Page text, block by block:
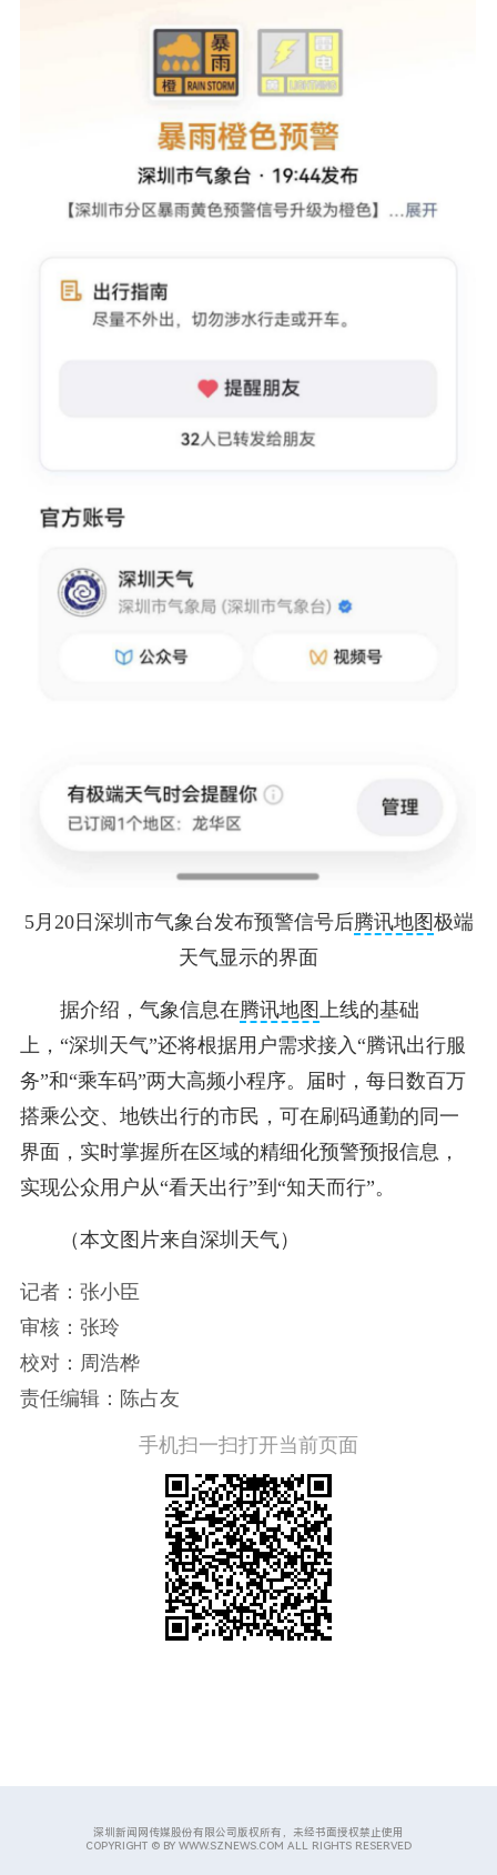
5月20日深圳市气象台发布预警信号后腾讯地图极端
天气显示的界面
据介绍，气象信息在腾讯地图 上线的基础
上，“深圳天气”还将根据用户需求接入“腾讯出行服
务”和“乘车码”两大高频小程序。届时，每日数百万
搭乘公交、地铁出行的市民，可在刷码通勤的同一
界面，实时掌握所在区域的精细化预警预报信息，
实现公众用户从“看天出行”到“知天而行”。
（本文图片来自深圳天气）
记者：张小臣
审核：张玲
校对：周浩桦
责任编辑：陈占友
手机扫一扫打开当前页面
深圳新闻网传媒股份有限公司版权所有，未经书面授权禁止使用
COPYRIGHT © BY WWW.SZNEWS.COM ALL RIGHTS RESERVED